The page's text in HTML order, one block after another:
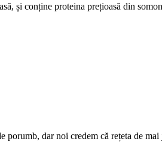
și conține proteina prețioasă din
dar noi credem că rețeta de